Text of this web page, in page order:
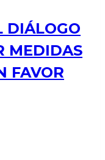
DIÁLOGO
MEDIDAS
FAVOR